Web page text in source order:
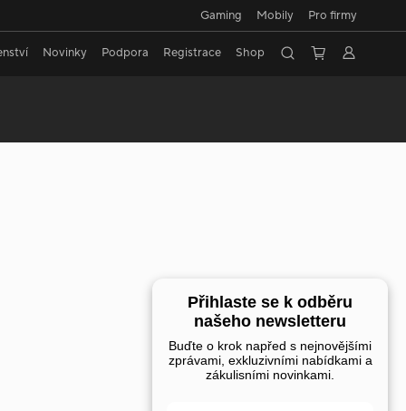
Gaming Mobily Pro firmy
Novinky Podpora Registrace Shop
Přihlaste se k odběru
našeho newsletteru
Buďte o krok napřed s nejnovějšími
zprávami, exkluzivními nabídkami a
zákulisními novinkami.